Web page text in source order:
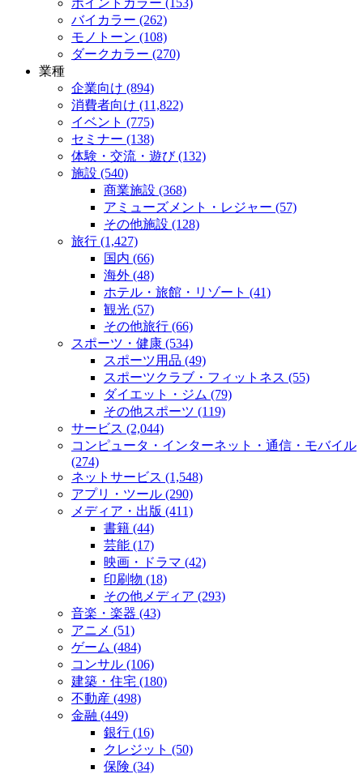
バイカラー (262)
モノトーン (108)
ダークカラー (270)
業種
企業向け (894)
消費者向け (11,822)
イベント (775)
セミナー (138)
体験・交流・遊び (132)
施設 (540)
商業施設 (368)
アミューズメント・レジャー (57)
その他施設 (128)
旅行 (1,427)
国内 (66)
海外 (48)
ホテル・旅館・リゾート (41)
観光 (57)
その他旅行 (66)
スポーツ・健康 (534)
スポーツ用品 (49)
スポーツクラブ・フィットネス (55)
ダイエット・ジム (79)
その他スポーツ (119)
サービス (2,044)
コンピュータ・インターネット・通信・モバイル
(274)
ネットサービス (1,548)
アプリ・ツール (290)
メディア・出版 (411)
書籍 (44)
芸能 (17)
映画・ドラマ (42)
印刷物 (18)
その他メディア (293)
音楽・楽器 (43)
アニメ (51)
ゲーム (484)
コンサル (106)
建築・住宅 (180)
不動産 (498)
金融 (449)
銀行 (16)
クレジット (50)
保険 (34)